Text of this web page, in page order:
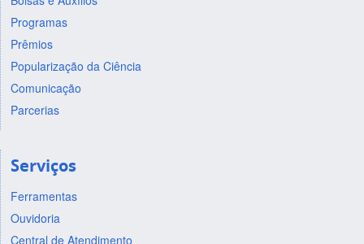
Programas
Prêmios
Popularização da Ciência
Comunicação
Parcerias
Serviços
Ferramentas
Ouvidoria
Central de Atendimento